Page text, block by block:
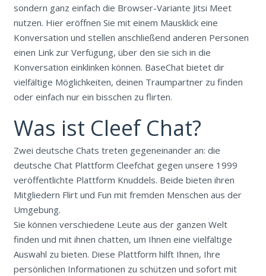
sondern ganz einfach die Browser-Variante Jitsi Meet
nutzen. Hier eröffnen Sie mit einem Mausklick eine
Konversation und stellen anschließend anderen Personen
einen Link zur Verfügung, über den sie sich in die
Konversation einklinken können. BaseChat bietet dir
vielfältige Möglichkeiten, deinen Traumpartner zu finden
oder einfach nur ein bisschen zu flirten.
Was ist Cleef Chat?
Zwei deutsche Chats treten gegeneinander an: die
deutsche Chat Plattform Cleefchat gegen unsere 1999
veröffentlichte Plattform Knuddels. Beide bieten ihren
Mitgliedern Flirt und Fun mit fremden Menschen aus der
Umgebung.
Sie können verschiedene Leute aus der ganzen Welt
finden und mit ihnen chatten, um Ihnen eine vielfältige
Auswahl zu bieten. Diese Plattform hilft Ihnen, Ihre
persönlichen Informationen zu schützen und sofort mit